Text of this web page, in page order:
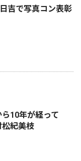
吉で写真コン表彰
10年が経って
紀美枝